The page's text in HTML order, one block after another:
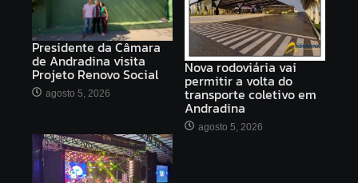
Presidente da Câmara
de Andradina visita
Projeto Renovo Social
agosto 5, 2026
Nova rodoviária vai
permitir a volta do
transporte coletivo em
Andradina
agosto 5, 2026